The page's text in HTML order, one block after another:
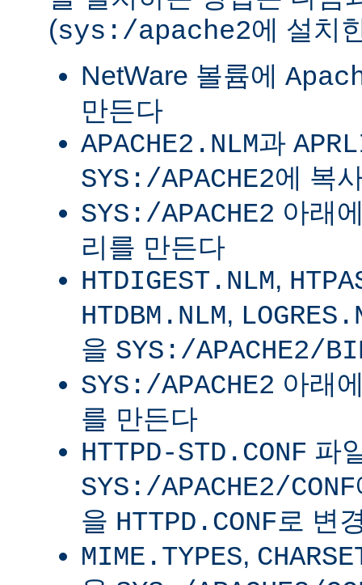
(sys:/apache2에 설치
NetWare 볼륨에
만든다
APACHE2.NLM과
SYS:/APACHE2에 복
SYS:/APACHE2 아래
리를 만든다
HTDIGEST.NLM,
HTDBM.NLM,
을 SYS:/APACHE2/
SYS:/APACHE2 아래
를 만든다
HTTPD-STD.CONF 파
SYS:/APACHE2/CONF
을 HTTPD.CONF 로 변
MIME.TYPES,